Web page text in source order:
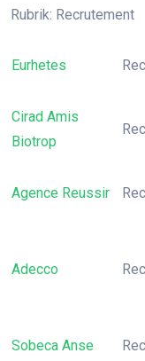
Rubrik: Recrutement
Eurhetes
Cirad Amis
Biotrop
Agence Reussir
Adecco
Sobeca Anse